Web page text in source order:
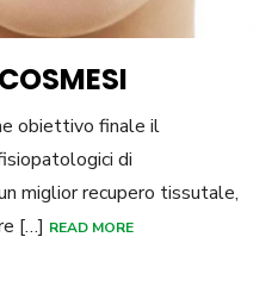
obiettivo finale il
di
miglior recupero tissutale,
[…] READ MORE